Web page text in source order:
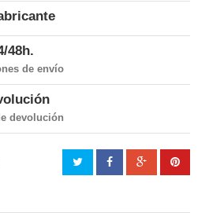
48h.
de envío
devolución